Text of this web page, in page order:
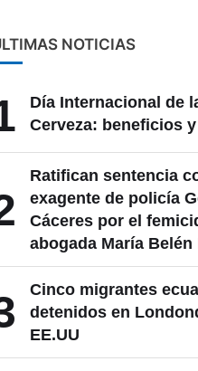
NOTICIAS
Día Internacional de
Cerveza: beneficios
Ratifican sentencia
exagente de policía
Cáceres por el
abogada María Belén
Cinco migrantes
detenidos en
EE.UU